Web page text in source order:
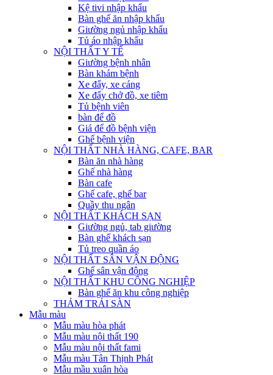
Kệ tivi nhập khẩu
Bàn ghế ăn nhập khẩu
Giường ngủ nhập khẩu
Tủ áo nhập khẩu
NỘI THẤT Y TẾ
Giường bệnh nhân
Bàn khám bệnh
Xe đẩy, xe cáng
Xe đẩy chở đồ, xe tiêm
Tủ bệnh viên
bàn để đồ
Giá để đồ bệnh viện
Ghế bệnh viện
NỘI THẤT NHÀ HÀNG, CAFE, BAR
Bàn ăn nhà hàng
Ghế nhà hàng
Bàn cafe
Ghế cafe, ghế bar
Quầy thu ngân
NỘI THẤT KHÁCH SẠN
Giường ngủ, tab giường
Bàn ghế khách sạn
Tủ treo quần áo
NỘI THẤT SÂN VẬN ĐỘNG
Ghế sân vận động
NỘI THẤT KHU CÔNG NGHIỆP
Bàn ghế ăn khu công nghiệp
THẢM TRẢI SÀN
Mẫu màu
Mẫu màu hòa phát
Mẫu màu nội thất 190
Mẫu màu nội thất fami
Mẫu màu Tân Thịnh Phát
Mẫu mầu xuân hòa